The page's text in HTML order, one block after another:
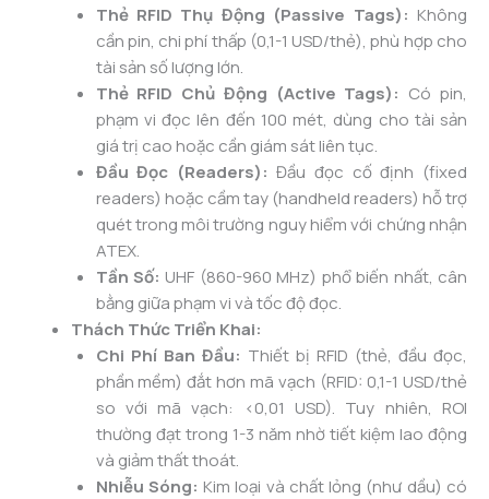
Thẻ RFID Thụ Động (Passive Tags): Không
cần pin, chi phí thấp (0,1-1 USD/thẻ), phù hợp cho
tài sản số lượng lớn.
Thẻ RFID Chủ Động (Active Tags): Có pin,
phạm vi đọc lên đến 100 mét, dùng cho tài sản
giá trị cao hoặc cần giám sát liên tục.
Đầu Đọc (Readers): Đầu đọc cố định (fixed
readers) hoặc cầm tay (handheld readers) hỗ trợ
quét trong môi trường nguy hiểm với chứng nhận
ATEX.
Tần Số: UHF (860-960 MHz) phổ biến nhất, cân
bằng giữa phạm vi và tốc độ đọc.
Thách Thức Triển Khai:
Chi Phí Ban Đầu: Thiết bị RFID (thẻ, đầu đọc,
phần mềm) đắt hơn mã vạch (RFID: 0,1-1 USD/thẻ
so với mã vạch: <0,01 USD). Tuy nhiên, ROI
thường đạt trong 1-3 năm nhờ tiết kiệm lao động
và giảm thất thoát.
Nhiễu Sóng: Kim loại và chất lỏng (như dầu) có